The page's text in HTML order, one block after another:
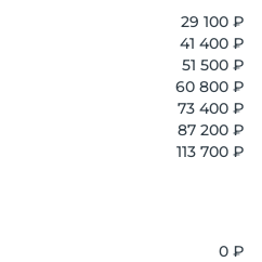
29 100 ₽
41 400 ₽
51 500 ₽
60 800 ₽
73 400 ₽
87 200 ₽
113 700 ₽
0 ₽